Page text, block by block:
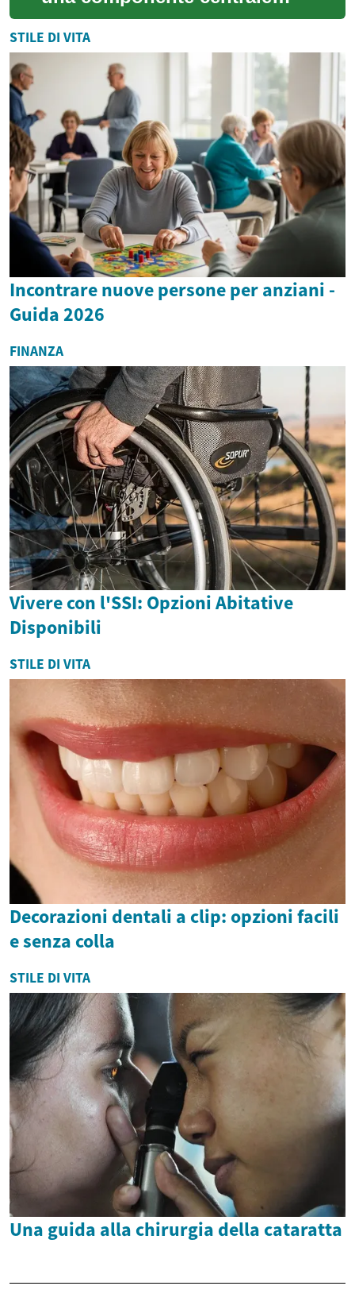
della supply chain moderna:
coinvolge attività come
ricezione m...
STILE DI VITA
Incontrare nuove persone per anziani -
Guida 2026
FINANZA
Vivere con l'SSI: Opzioni Abitative
Disponibili
STILE DI VITA
Decorazioni dentali a clip: opzioni facili
e senza colla
STILE DI VITA
Una guida alla chirurgia della cataratta